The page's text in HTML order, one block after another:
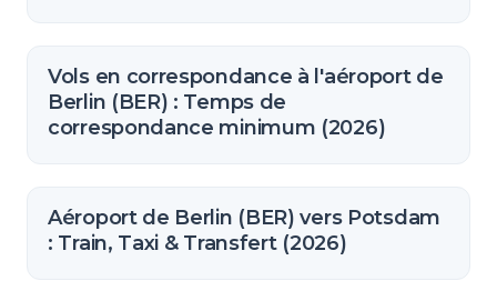
Vols en correspondance à l'aéroport de
Berlin (BER) : Temps de
correspondance minimum (2026)
Aéroport de Berlin (BER) vers Potsdam
: Train, Taxi & Transfert (2026)